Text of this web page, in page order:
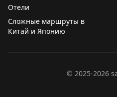
требует значительных
2PAXfly|Traveling For Miles
Отели
Сложные маршруты в
Китай и Японию
© 2025-2026